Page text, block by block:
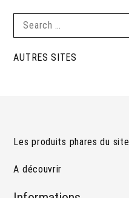
Search
AUTRES SITES
Les produits phares du site
A découvrir